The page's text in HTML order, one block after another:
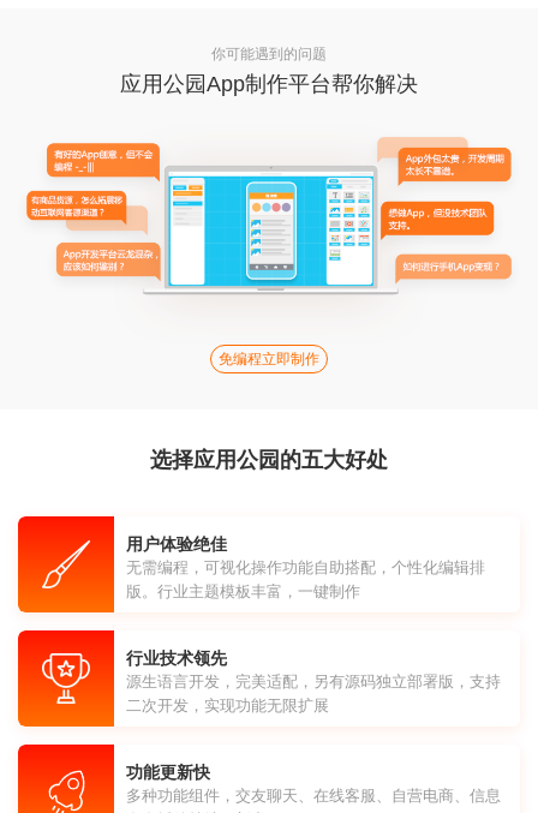
你可能遇到的问题
应用公园App制作平台帮你解决
免编程立即制作
选择应用公园的五大好处
用户体验绝佳
无需编程，可视化操作功能自助搭配，个性化编辑排
版。行业主题模板丰富，一键制作
行业技术领先
源生语言开发，完美适配，另有源码独立部署版，支持
二次开发，实现功能无限扩展
功能更新快
多种功能组件，交友聊天、在线客服、自营电商、信息